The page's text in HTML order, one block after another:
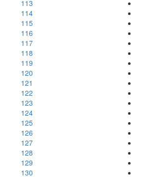
113
114
115
116
117
118
119
120
121
122
123
124
125
126
127
128
129
130